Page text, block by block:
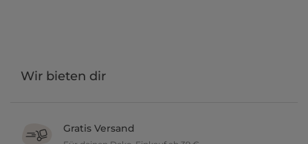
Wir bieten dir
Gratis Versand